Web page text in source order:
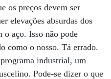
os preços devem ser
elevações absurdas dos
o aço. Isso não pode
como o nosso. Tá errado.
industrial, um
Pode-se dizer o que